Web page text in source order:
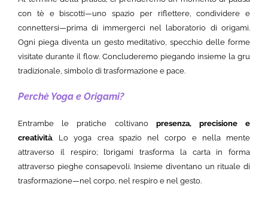
con tè e biscotti—uno spazio per riflettere, condividere e
connettersi—prima di immergerci nel laboratorio di origami.
Ogni piega diventa un gesto meditativo, specchio delle forme
visitate durante il flow. Concluderemo piegando insieme la gru
tradizionale, simbolo di trasformazione e pace.
Perchè Yoga e Origami?
Entrambe le pratiche coltivanopresenza, precisione e
creatività. Lo yoga crea spazio nel corpo e nella mente
attraverso il respiro; l’origami trasforma la carta in forma
attraverso pieghe consapevoli. Insieme diventano un rituale di
trasformazione—nel corpo, nel respiro e nel gesto.